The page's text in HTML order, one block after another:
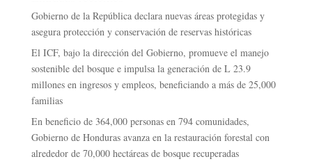
Gobierno de la República declara nuevas áreas protegidas y
asegura protección y conservación de reservas históricas
El ICF, bajo la dirección del Gobierno, promueve el manejo
sostenible del bosque e impulsa la generación de L 23.9
millones en ingresos y empleos, beneficiando a más de 25,000
familias
En beneficio de 364,000 personas en 794 comunidades,
Gobierno de Honduras avanza en la restauración forestal con
alrededor de 70,000 hectáreas de bosque recuperadas